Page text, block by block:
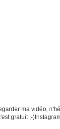
ma vidéo,
gratuit ;-